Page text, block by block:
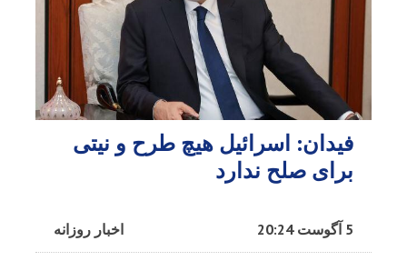
فیدان: اسرائیل هیچ طرح و نیتی
برای صلح ندارد
اخبار روزانه 5 آگوست 20:24